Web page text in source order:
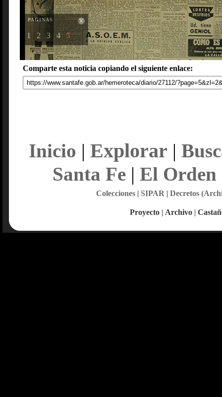
PAGINAS
1 2 3 4 5
Comparte esta noticia copiando el siguiente enlace:
Inicio | Explorar |
Santa Fe| El Orden
Colecciones| SIPAR | Decretos
Proyecto | Archivo |